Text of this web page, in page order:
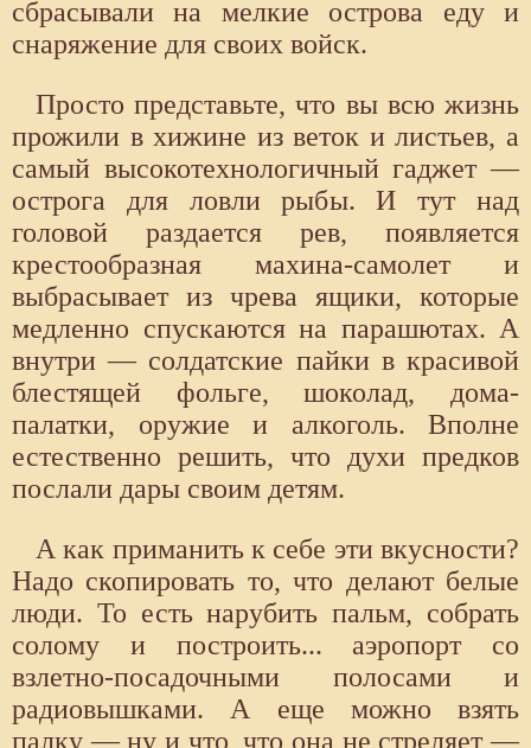
сбрасывали на мелкие острова еду и
снаряжение для своих войск.
Просто представьте, что вы всю жизнь
прожили в хижине из веток и листьев, а
самый высокотехнологичный гаджет —
острога для ловли рыбы. И тут над
головой раздается рев, появляется
крестообразная махина-самолет и
выбрасывает из чрева ящики, которые
медленно спускаются на парашютах. А
внутри — солдатские пайки в красивой
блестящей фольге, шоколад, дома-
палатки, оружие и алкоголь. Вполне
естественно решить, что духи предков
послали дары своим детям.
А как приманить к себе эти вкусности?
Надо скопировать то, что делают белые
люди. То есть нарубить пальм, собрать
солому и построить... аэропорт со
взлетно-посадочными полосами и
радиовышками. А еще можно взять
палку — ну и что, что она не стреляет —